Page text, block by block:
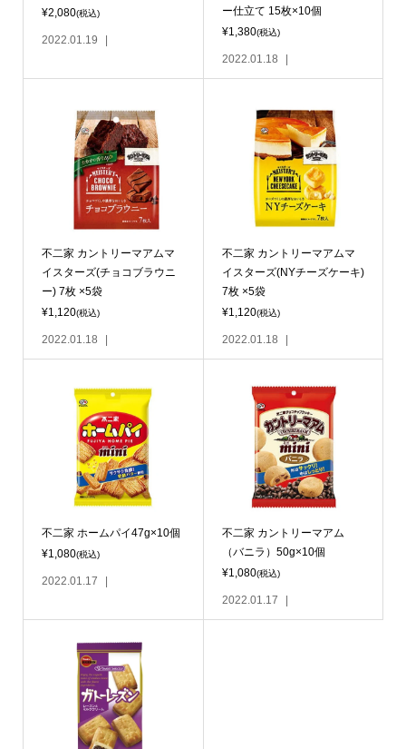
¥2,080(税込)
2022.01.19
ー仕立て 15枚×10個
¥1,380(税込)
2022.01.18
不二家 カントリーマアムマ
イスターズ(チョコブラウニ
ー) 7枚 ×5袋
¥1,120(税込)
2022.01.18
不二家 カントリーマアムマ
イスターズ(NYチーズケーキ)
7枚 ×5袋
¥1,120(税込)
2022.01.18
不二家 ホームパイ47g×10個
¥1,080(税込)
2022.01.17
不二家 カントリーマアム
（バニラ）50g×10個
¥1,080(税込)
2022.01.17